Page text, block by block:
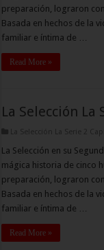
preparación, lograron
Basada en hechos de la
familiar e íntima de …
Read More »
La Selección La
La Selección La Serie 2
La Selección en su
mágica historia de cinco
preparación, lograron
Basada en hechos de la
familiar e íntima de …
Read More »